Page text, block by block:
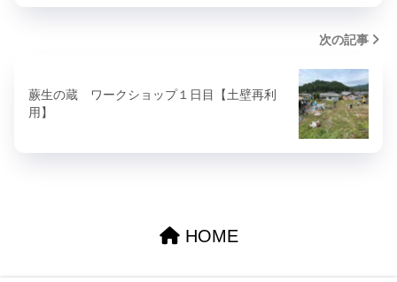
次の記事
蕨生の蔵 ワークショップ１日目【土壁再利
用】
HOME